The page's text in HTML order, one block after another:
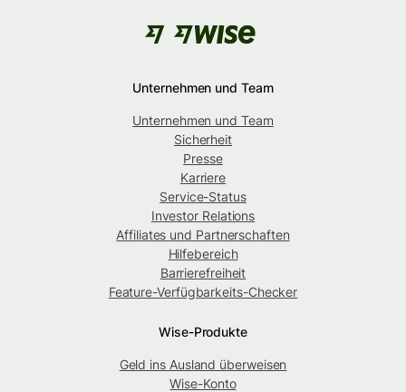
Unternehmen und Team
Unternehmen und Team
Sicherheit
Presse
Karriere
Service-Status
Investor Relations
Affiliates und Partnerschaften
Hilfebereich
Barrierefreiheit
Feature-Verfügbarkeits-Checker
Wise-Produkte
Geld ins Ausland überweisen
Wise-Konto